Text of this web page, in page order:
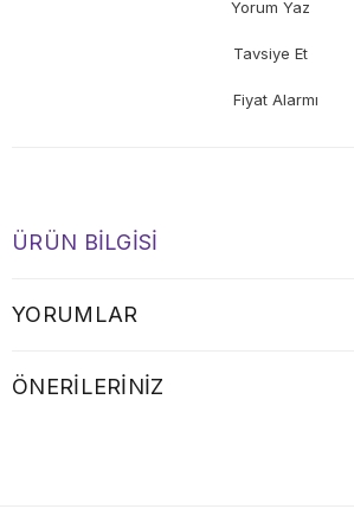
Yorum Yaz
Tavsiye Et
Fiyat Alarmı
ÜRÜN BILGISI
YORUMLAR
ÖNERILERINIZ